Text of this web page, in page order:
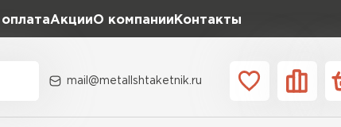
АкцииО компании Контакты
mail@metallshtaketnik.ru